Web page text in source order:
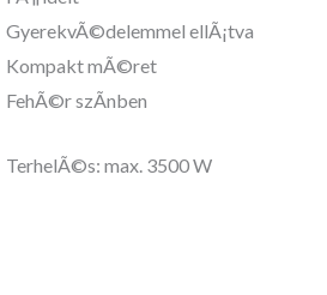
GyerekvÃ©delemmel ellÃ¡tva
Kompakt mÃ©ret
FehÃ©r szÃ­nben
TerhelÃ©s: max. 3500 W